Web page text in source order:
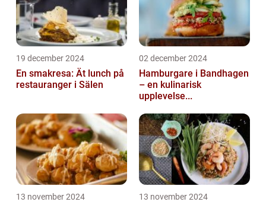
19 december 2024
En smakresa: Ät lunch på
restauranger i Sälen
02 december 2024
Hamburgare i Bandhagen
– en kulinarisk
upplevelse...
13 november 2024 13 november 2024